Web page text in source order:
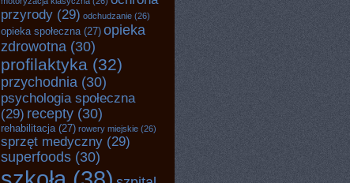
przyrody (29) odchudzanie (26)
opieka społeczna(27) opieka
zdrowotna (30)
profilaktyka (32)
przychodnia (30)
psychologia społeczna
(29) recepty (30)
rehabilitacja(27) rowery miejskie (26)
sprzęt medyczny (29)
superfoods (30)